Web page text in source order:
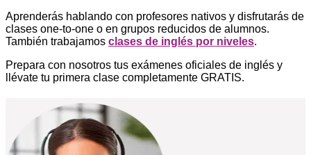
Aprenderás hablando con profesores nativos y disfrutarás de
clases one-to-one o en grupos reducidos de alumnos.
También trabajamos clases de inglés por niveles.
Prepara con nosotros tus exámenes oficiales de inglés y
llévate tu primera clase completamente GRATIS.